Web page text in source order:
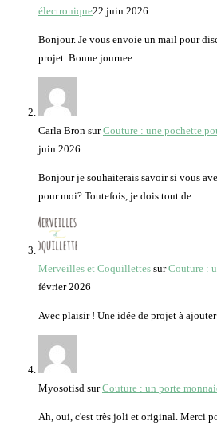
électronique22 juin 2026
Bonjour. Je vous envoie un mail pour
projet. Bonne journee
Carla Bron surCouture : une pochette
juin 2026
Bonjour je souhaiterais savoir si vous
pour moi? Toutefois, je dois tout de…
Merveilles et Coquillettes surCouture :
février 2026
Avec plaisir ! Une idée de projet à
Myosotisd surCouture : un porte
Ah, oui, c'est très joli et original. Merci